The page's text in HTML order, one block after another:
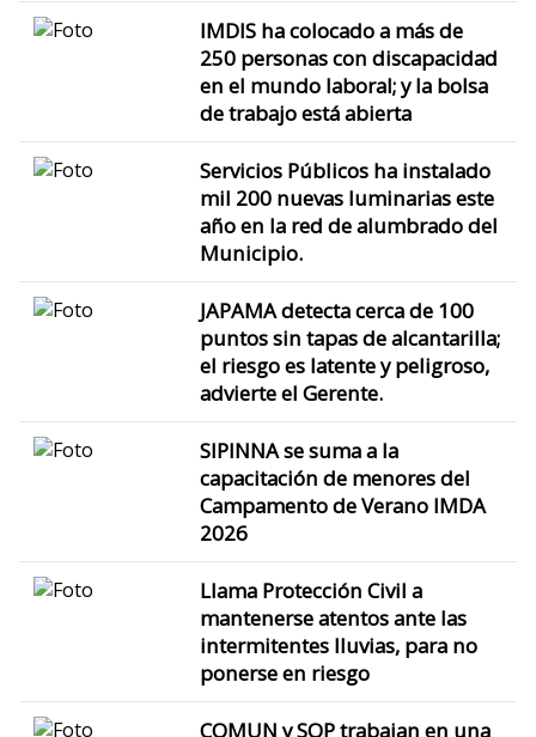
IMDIS ha colocado a más de
250 personas con discapacidad
en el mundo laboral; y la bolsa
de trabajo está abierta
Servicios Públicos ha instalado
mil 200 nuevas luminarias este
año en la red de alumbrado del
Municipio.
JAPAMA detecta cerca de 100
puntos sin tapas de alcantarilla;
el riesgo es latente y peligroso,
advierte el Gerente.
SIPINNA se suma a la
capacitación de menores del
Campamento de Verano IMDA
2026
Llama Protección Civil a
mantenerse atentos ante las
intermitentes lluvias, para no
ponerse en riesgo
COMUN y SOP trabajan en una